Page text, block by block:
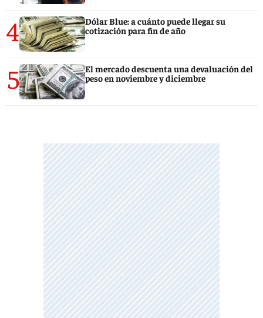
4
Dólar Blue: a cuánto puede llegar su
cotización para fin de año
5
El mercado descuenta una devaluación del
peso en noviembre y diciembre